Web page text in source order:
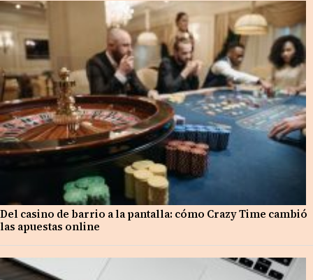
Del casino de barrio a la pantalla: cómo Crazy Time cambió
las apuestas online